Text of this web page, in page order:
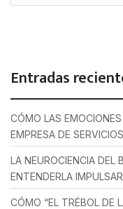
Entradas
CÓMO LAS
EMPRESA DE
LA NEUROCIENCIA DEL
ENTENDERLA
CÓMO “EL TRÉBOL DE